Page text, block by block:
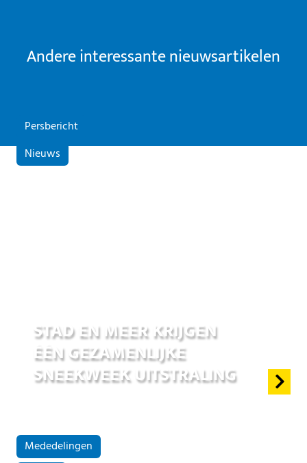
Andere interessante nieuwsartikelen
Persbericht
Nieuws
STAD EN MEER KRIJGEN
ÉÉN GEZAMENLIJKE
SNEEKWEEK UITSTRALING
Mededelingen